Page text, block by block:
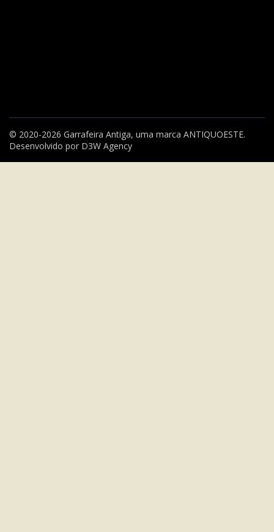
© 2020-2026 Garrafeira Antiga, uma marca ANTIQUOESTE.
Desenvolvido por D3W Agency